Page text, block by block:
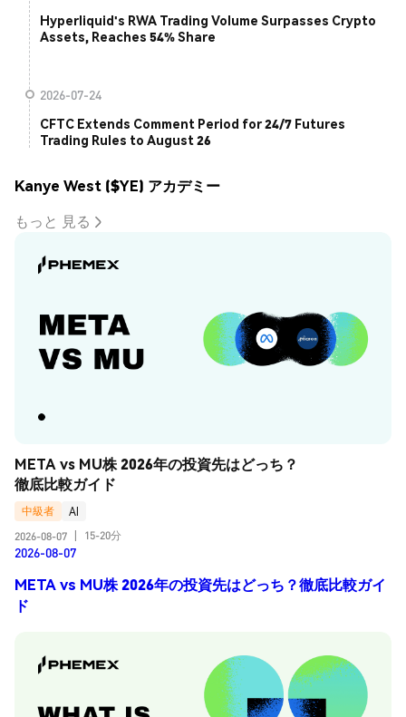
Hyperliquid's RWA Trading Volume Surpasses Crypto
Assets, Reaches 54% Share
2026-07-24
CFTC Extends Comment Period for 24/7 Futures
Trading Rules to August 26
Kanye West ($YE) アカデミー
もっと 見る
META vs MU株 2026年の投資先はどっち？
徹底比較ガイド
中級者
AI
2026-08-07
15-20分
2026-08-07
META vs MU株 2026年の投資先はどっち？徹底比較ガイ
ド